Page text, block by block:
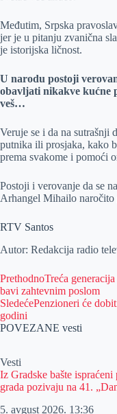
Međutim, Srpska
jer je u pitanju zvanična
je istorijska ličnost.
U narodu postoji
obavljati nikakve kućne
veš…
Veruje se i da na
putnika ili prosjaka, kako
prema svakome i pomoći
Postoji i verovanje da se
Arhangel Mihailo naročito
RTV Santos
Autor: Redakcija radio
PrethodnoTreća
bavi zahtevnim poslom
SledećePenzioneri će
godini
POVEZANE vesti
Vesti
Iz Gradske bašte
grada pozivaju na 41.
5. avgust 2026. 13:36